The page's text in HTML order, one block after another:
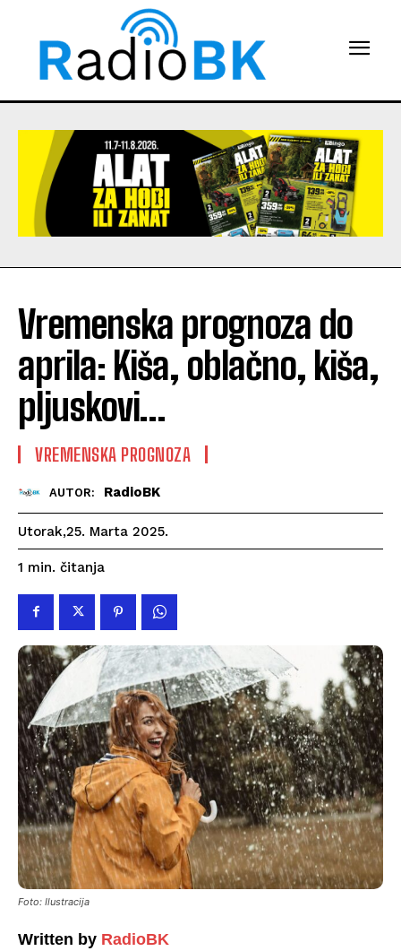
Vremenska prognoza do
aprila: Kiša, oblačno, kiša,
pljuskovi…
VREMENSKA PROGNOZA
AUTOR: RadioBK
Utorak,25. Marta 2025.
1 min. čitanja
Foto: Ilustracija
Written by RadioBK